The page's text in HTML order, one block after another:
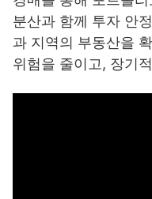
분산과 함께 투자 안
과 지역의 부동산을
위험을 줄이고, 장기